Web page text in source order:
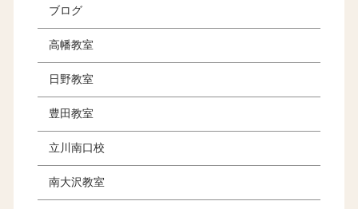
ブログ
高幡教室
日野教室
豊田教室
立川南口校
南大沢教室